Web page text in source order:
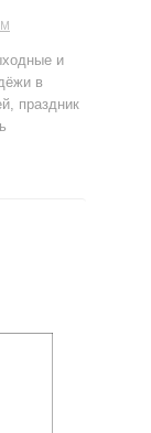
и
в
праздник